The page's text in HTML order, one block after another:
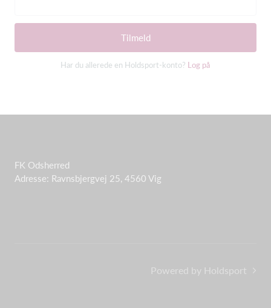
Tilmeld
Har du allerede en Holdsport-konto? Log på
FK Odsherred
Adresse: Ravnsbjergvej 25, 4560 Vig
Powered by Holdsport